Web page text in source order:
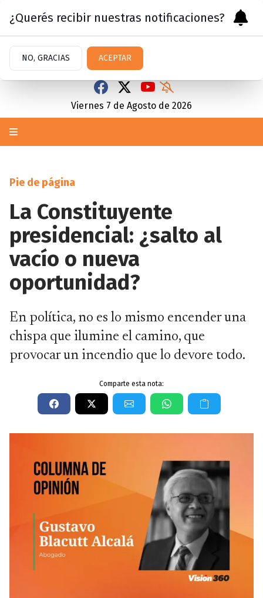
Viernes 7 de Agosto de 2026
Pie de página
La Constituyente
presidencial: ¿salto al
vacío o nueva
oportunidad?
En política, no es lo mismo encender una
chispa que ilumine el camino, que
provocar un incendio que lo devore todo.
Comparte esta nota:
¿Querés recibir nuestras notificaciones?
NO, GRACIAS ACEPTAR